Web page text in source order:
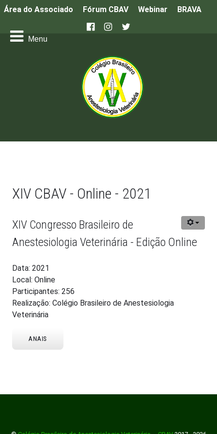
Área do Associado Fórum CBAV Webinar BRAVA
XIV CBAV - Online - 2021
XIV Congresso Brasileiro de
Anestesiologia Veterinária - Edição Online
Data: 2021
Local: Online
Participantes: 256
Realização: Colégio Brasileiro de Anestesiologia
Veterinária
ANAIS